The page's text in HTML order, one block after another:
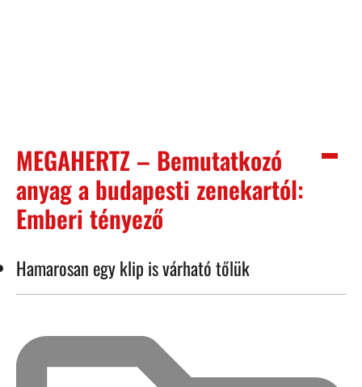
MEGAHERTZ – Bemutatkozó
anyag a budapesti zenekartól:
Emberi tényező
Hamarosan egy klip is várható tőlük